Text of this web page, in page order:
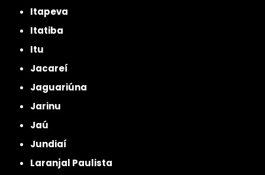
Itapeva
Itatiba
Itu
Jacareí
Jaguariúna
Jarinu
Jaú
Jundiaí
Laranjal Paulista